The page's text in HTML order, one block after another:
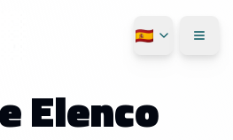
Elenco